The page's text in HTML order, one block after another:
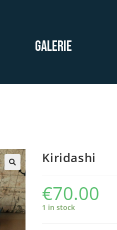
Galerie
🔍
Kiridashi
€70.00
1 in stock